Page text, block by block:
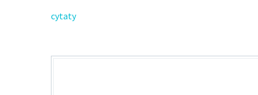
cytaty